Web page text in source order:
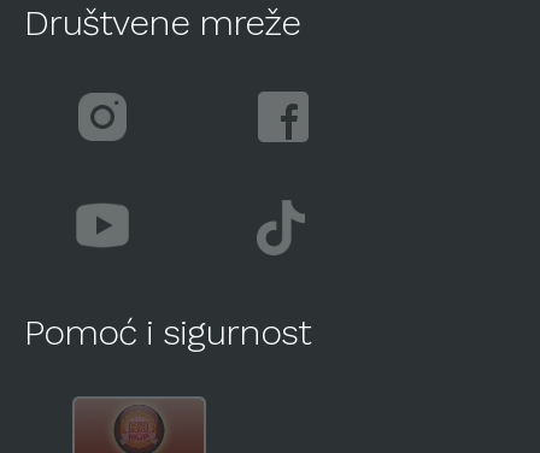
Društvene mreže
Pomoć i sigurnost